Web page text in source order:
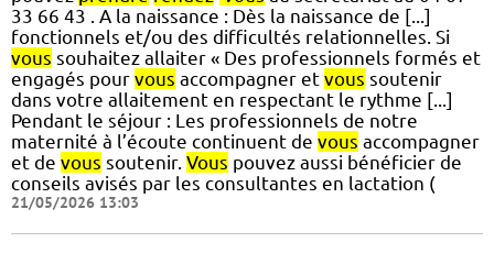
33 66 43 . A la naissance : Dès la naissance de [...]
fonctionnels et/ou des difficultés relationnelles. Si
vous souhaitez allaiter « Des professionnels formés et
engagés pour vous accompagner et vous soutenir
dans votre allaitement en respectant le rythme [...]
Pendant le séjour : Les professionnels de notre
maternité à l’écoute continuent de vous accompagner
et de vous soutenir. Vous pouvez aussi bénéficier de
conseils avisés par les consultantes en lactation (
21/05/2026 13:03